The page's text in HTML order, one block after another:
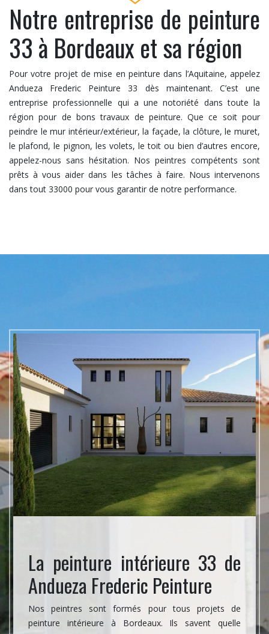
Notre entreprise de peinture
33 à Bordeaux et sa région
Pour votre projet de mise en peinture dans l’Aquitaine, appelez
Andueza Frederic Peinture 33 dès maintenant. C’est une
entreprise professionnelle qui a une notoriété dans toute la
région pour de bons travaux de peinture. Que ce soit pour
peindre le mur intérieur/extérieur, la façade, la clôture, le muret,
le plafond, le pignon, les volets, le toit ou bien d’autres encore,
appelez-nous sans hésitation. Nos peintres compétents sont
prêts à vous aider dans les tâches à faire. Nous intervenons
dans tout 33000 pour vous garantir de notre performance.
Le
La peinture intérieure 33 de
Andueza Frederic Peinture
Nos peintres sont formés pour tous projets de
peinture intérieure à Bordeaux. Ils savent quelle de